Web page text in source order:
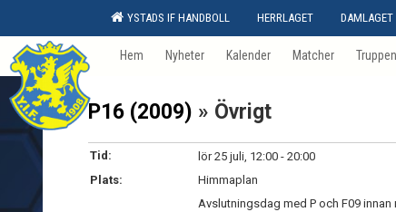
YSTADS IF HANDBOLL HERRLAGET DAMLAGET
Hem Nyheter Kalender Matcher Truppen
P16 (2009) » Övrigt
Tid:
lör 25 juli, 12:00 - 20:00
Plats:
Himmaplan
Avslutningsdag med P och F09